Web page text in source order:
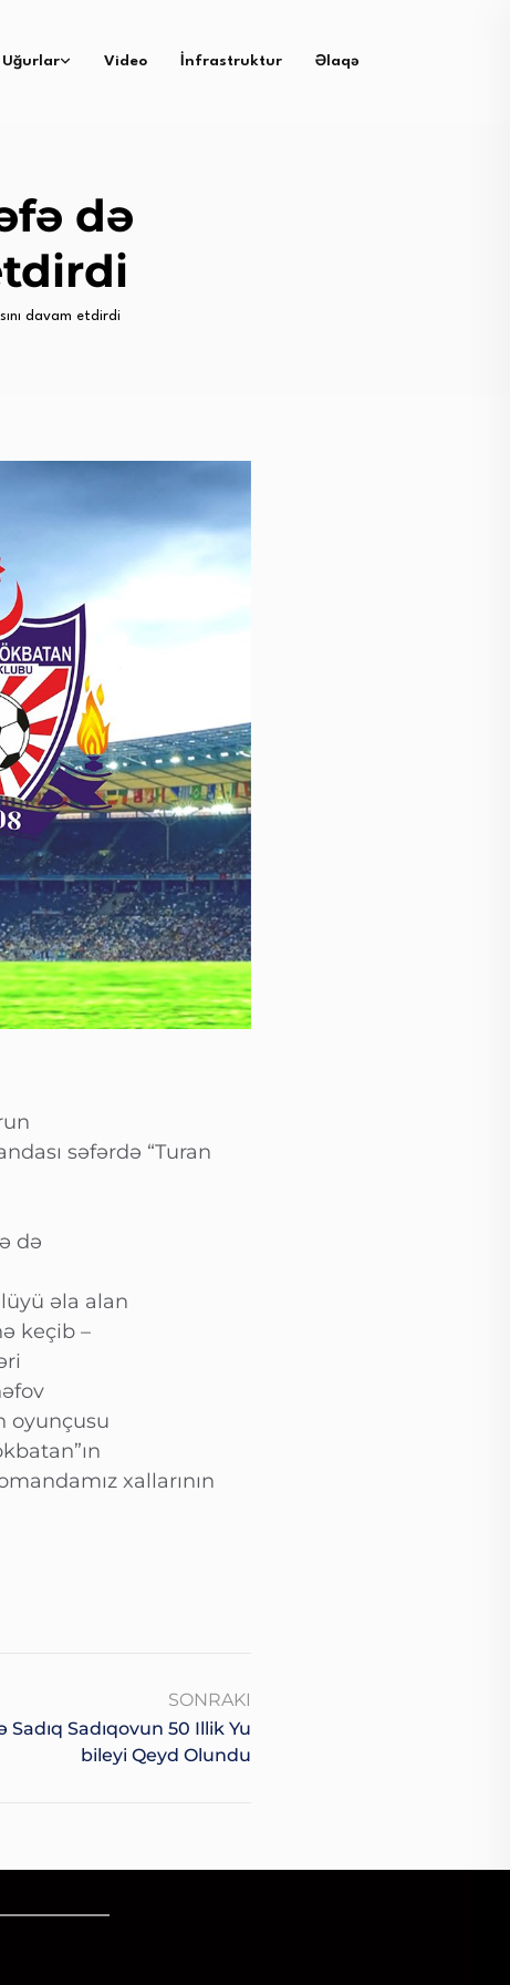
Uğurlar Video İnfrastruktur Əlaqə
də
davam etdirdi
səfərdə “Turan
də
əla alan
keçib –
oyunçusu
xallarının
SONRAKI
Sadıqovun 50 Illik Yu
Bileyi Qeyd Olundu